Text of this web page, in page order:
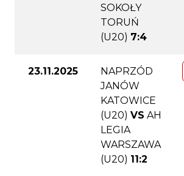
SOKOŁY
TORUŃ
(U20) 7:4
23.11.2025
NAPRZÓD
JANÓW
KATOWICE
(U20) VS AH
LEGIA
WARSZAWA
(U20) 11:2